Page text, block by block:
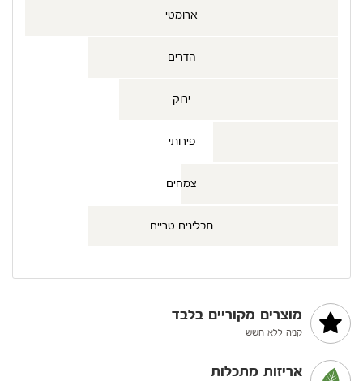
ארומטי
הדרים
ירוק
פירותי
צמחים
תבלינים טריים
מוצרים מקוריים בלבד
קניה ללא חשש
אריזות מתכלות